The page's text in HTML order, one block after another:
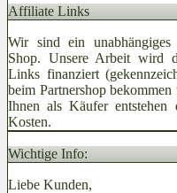
Affiliate Links
Wir sind ein
Shop. Unsere Arbeit wird
Links finanziert
beim Partnershop
Ihnen als Käufer entstehen
Kosten.
Wichtige Info:
Liebe Kunden,